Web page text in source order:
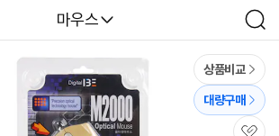
다나와
마우스
검
색
상품비교
대량구매